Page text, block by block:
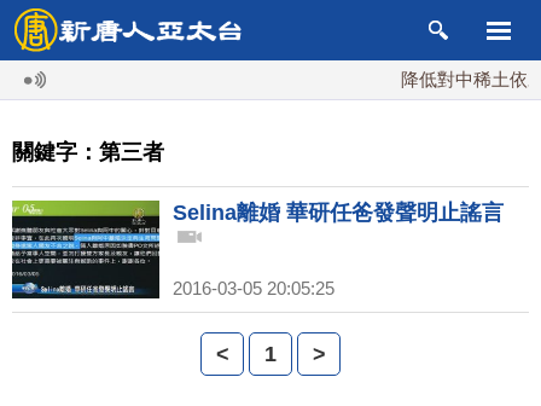
降低對中稀土依
關鍵字：第三者
Selina離婚 華研任爸發聲明止謠言
2016-03-05 20:05:25
< 1 >